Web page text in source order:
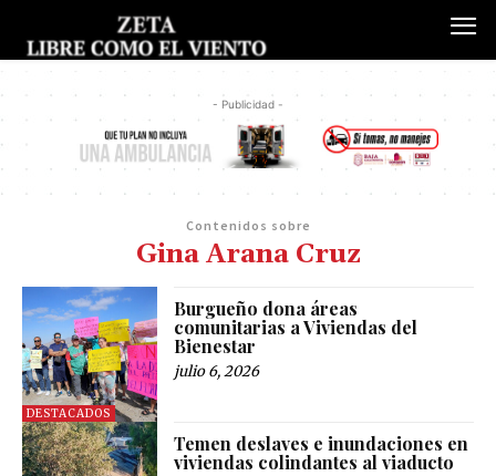
- Publicidad -
Contenidos sobre
Gina Arana Cruz
DESTACADOS
Burgueño dona áreas
comunitarias a Viviendas del
Bienestar
julio 6, 2026
Temen deslaves e inundaciones en
viviendas colindantes al viaducto